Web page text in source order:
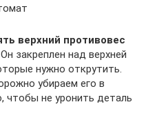
верхний противовес
Он закреплен над верхней
нужно открутить.
убираем его в
чтобы не уронить деталь